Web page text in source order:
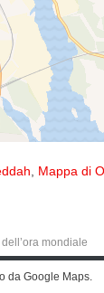
Mappa di
mondiale
da Google Maps.